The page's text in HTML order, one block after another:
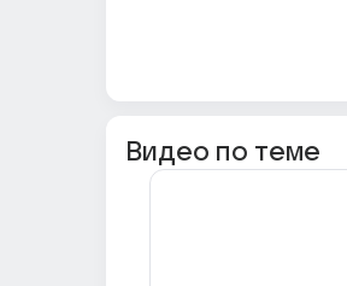
Видео по теме